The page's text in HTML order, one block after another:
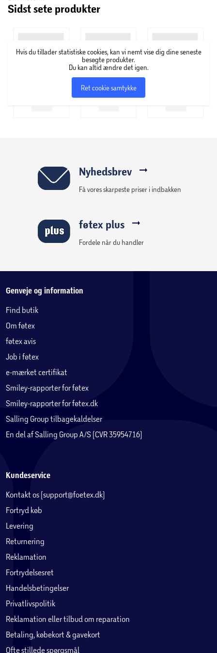
de bedste frisørkæder til at træne og uddanne frisører fra
STUHR’s kreative team for at sikre den høje kvalitet.
Sidst sete produkter
Hvis du tillader statistiske cookies, kan vi nemt vise dig dine seneste
besøgte produkter.
Du kan altid ændre det igen.
Ret cookie samtykke
Nyhedsbrev
Få vores skarpeste priser i indbakken
føtex plus
Fordele når du handler
Genveje og information
Find butik
Om føtex
føtex avis
Job i føtex
e-mærket certifikat
Smiley-rapporter for føtex
Smiley-rapporter for føtex.dk
Salling Group tilbagekaldelser
En del af Salling Group A/S (CVR 35954716)
Kundeservice
Kontakt os (support@foetex.dk)
Fortryd køb
Levering
Returnering
Reklamation
Fortrydelsesret
Handelsbetingelser
Privatlivspolitik
Reklamation eller tilbud om reparation
Betaling, købekort & gavekort
Ofte stillede spørgsmål